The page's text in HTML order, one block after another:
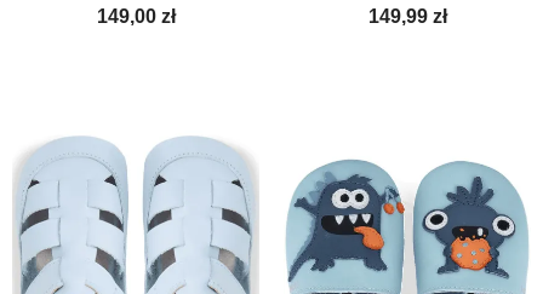
Cena
149,00 zł Cena
149,99 zł